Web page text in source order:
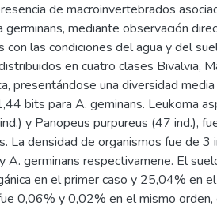
de macroinvertebrados
germinans, mediante observación
con las condiciones del agua y del
en cuatro clases Bivalvia,
presentándose una diversidad
bits para A. geminans. Leukoma
y Panopeus purpureus (47 ind.),
La densidad de organismos fue de
A. germinans respectivamene. El
en el primer caso y 25,04% en
0,06% y 0,02% en el mismo orden,